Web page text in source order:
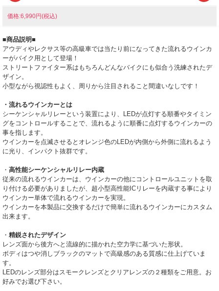
価格:6,990円(税込)
■商品説明■
アウディやレクサス等の高級車では当たり前になってきた流れるウインカ
ーがバイク用として登場！
ストリートファイター系はもちろんどんなバイクにも似合う洗練されたデ
ザイン。
小型ながら視認性もよく、周りから注目されること間違いなしです！
・流れるウインカーとは
シーケンシャルリレーという装置により、LEDが点灯する順番やタイミン
グをコントロールすることで、流れるように順番に点灯するウインカーの
事を指します。
ウインカーを点滅させるとオレンジ色のLEDが内側から外側に流れるよう
に光り、インパクト抜群です。
・ 高性能シーケンシャルリレー内蔵
従来の流れるウインカーは、ウインカーの他にコントロールユニットを取
り付ける必要がありましたが、超小型高性能ICリレーを内蔵する事により
ウインカー単体で流れるウインカーを実現。
ウインカーを本製品に交換するだけで簡単に流れるウインカーにカスタム
出来ます。
・ 精鋭されたデザイン
レンズ面から後方へと流線的に描かれた空力学に基づいた形状。
ボディはつや消しブラックのマットで高級感のある質感に仕上げていま
す。
LEDのレンズ部分はスモークレンズとクリアレンズの２種類をご用意。お
好みでお選び下さい。